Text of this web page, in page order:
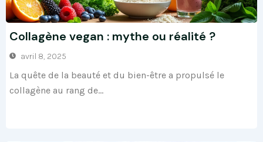
Collagène vegan : mythe ou réalité ?
avril 8, 2025
La quête de la beauté et du bien-être a propulsé le
collagène au rang de...